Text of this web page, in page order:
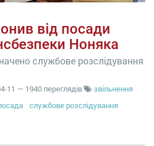
від посади
Ноняка
службове розслідування
11 — 1940 переглядів
звільнення
службове розслідування